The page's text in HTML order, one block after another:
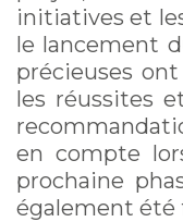
initiatives et
le lancement
précieuses
les réussites
en compte
prochaine
également été